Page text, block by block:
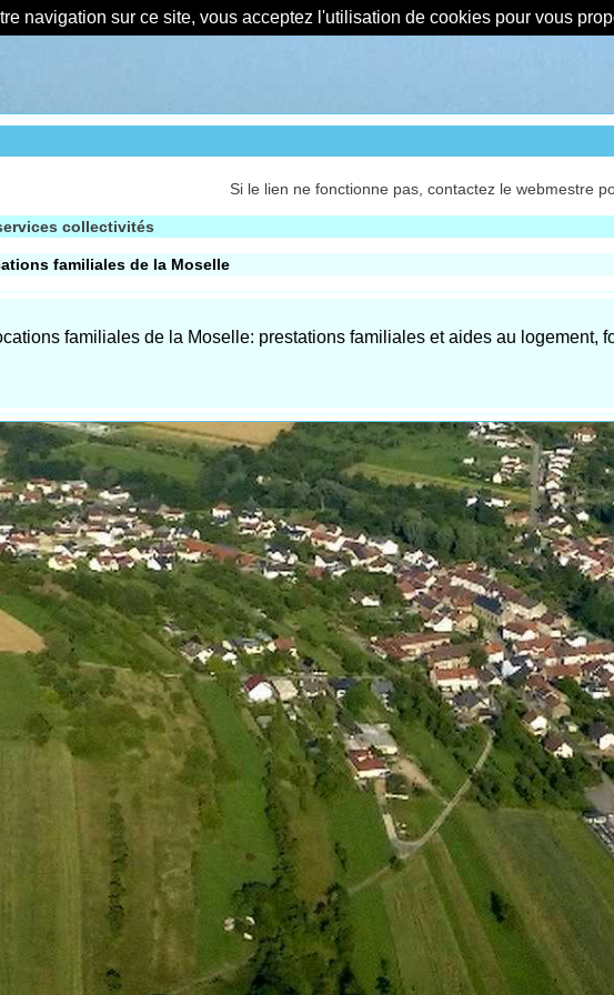
navigation sur ce site, vous acceptez l'utilisation de cookies pour vous
Si le lien ne fonctionne pas, contactez le webmestre
collectivités
familiales de la Moselle
familiales de la Moselle: prestations familiales et aides au logement,